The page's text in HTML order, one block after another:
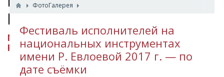
МЕРОПРИЯТИЙ»
МИНИСТЕРСТВО КУЛЬТУРЫ
РЕСПУБЛИКИ ИНГУШЕТИЯ
ФотоГалерея
Фестиваль исполнителей на
национальных инструментах
имени Р. Евлоевой 2017 г. — по
дате съёмки